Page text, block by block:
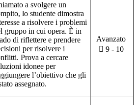
a svolgere un
lo studente dimostra
a risolvere i problemi
gruppo in cui opera. È in
di riflettere e prendere
per risolvere i
Prova a cercare
idonee per
l’obiettivo che gli
assegnato.
Avanzato
 9 - 10